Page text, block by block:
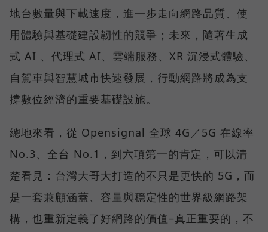
地台數量與下載速度，進一步走向網路品質、使
用體驗與基礎建設韌性的競爭；未來，隨著生成
式 AI 、代理式 AI、雲端服務、XR 沉浸式體驗、
自駕車與智慧城市快速發展，行動網路將成為支
撐數位經濟的重要基礎設施。
總地來看，從 Opensignal 全球 4G／5G 在線率
No.3、全台 No.1，到六項第一的肯定，可以清
楚看見：台灣大哥大打造的不只是更快的 5G，而
是一套兼顧涵蓋、容量與穩定性的世界級網路架
構，也重新定義了好網路的價值–真正重要的，不